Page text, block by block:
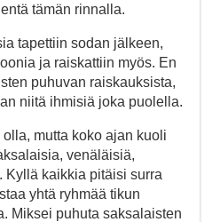
tämän rinnalla.
tapettiin sodan jälkeen,
ja raiskattiin myös. En
puhuvan raiskauksista,
niitä ihmisiä joka puolella.
mutta koko ajan kuoli
venäläisiä,
kaikkia pitäisi surra
yhtä ryhmää tikun
Miksei puhuta saksalaisten